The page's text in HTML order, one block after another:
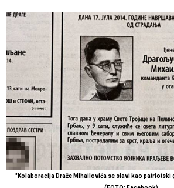
"Kolaboracija Draže Mihailovića se slavi kao patriotski